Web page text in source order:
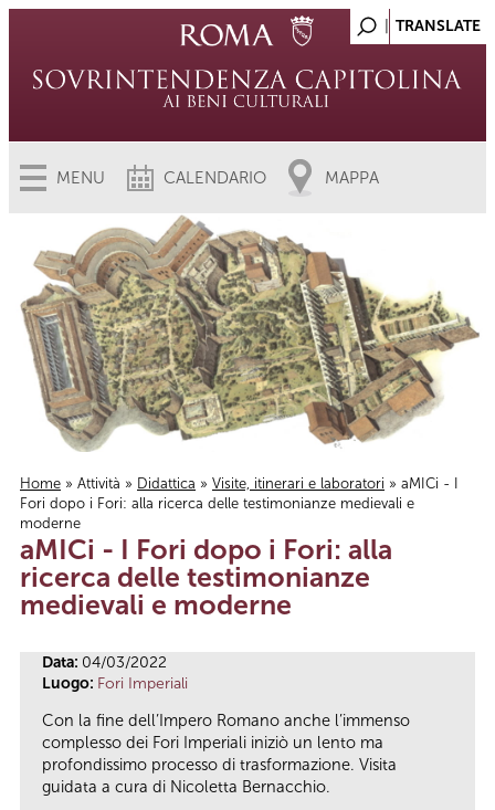
MENU CALENDARIO MAPPA
Tu sei qui
Home » Attività » Didattica » Visite, itinerari e laboratori » aMICi - I
Fori dopo i Fori: alla ricerca delle testimonianze medievali e
moderne
aMICi - I Fori dopo i Fori: alla
ricerca delle testimonianze
medievali e moderne
Data: 04/03/2022
Luogo: Fori Imperiali
Con la fine dell’Impero Romano anche l’immenso
complesso dei Fori Imperiali iniziò un lento ma
profondissimo processo di trasformazione. Visita
guidata a cura di Nicoletta Bernacchio.